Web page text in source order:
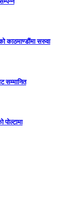
काठमाण्डौंमा सरुवा
सम्मानित